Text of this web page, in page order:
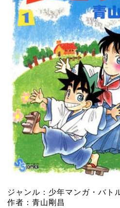
ジャンル：少年マンガ・バト
作者：青山剛昌